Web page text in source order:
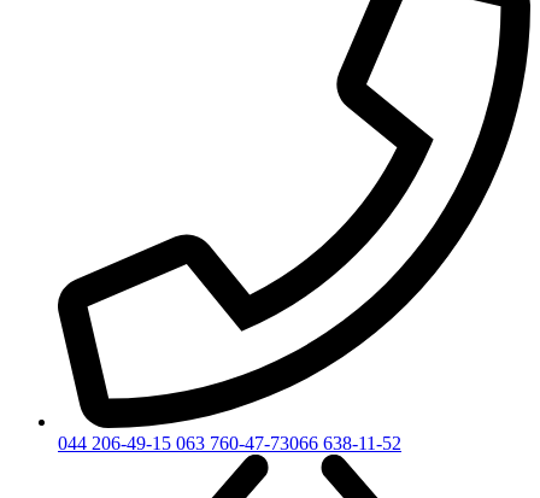
044 206-49-15 063 760-47-73066 638-11-52